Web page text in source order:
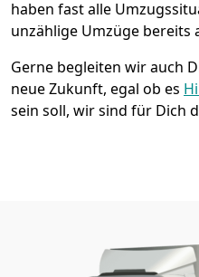
haben fast alle
unzählige Umzüge bereits
Gerne begleiten wir auch
neue Zukunft, egal ob es
sein soll, wir sind für Dich